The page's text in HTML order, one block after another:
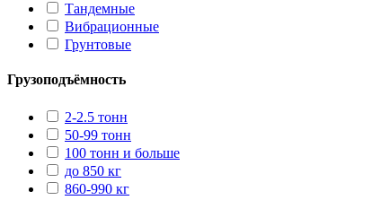
Тандемные
Вибрационные
Грунтовые
Грузоподъёмность
2-2.5 тонн
50-99 тонн
100 тонн и больше
до 850 кг
860-990 кг